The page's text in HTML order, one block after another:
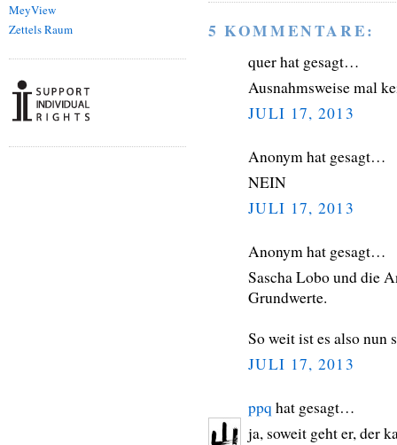
MeyView
Zettels Raum
5 KOMMENTARE:
quer hat gesagt…
Ausnahmsweise mal
JULI 17, 2013
Anonym hat gesagt…
NEIN
JULI 17, 2013
Anonym hat gesagt…
Sascha Lobo und die
Grundwerte.
So weit ist es also nun
JULI 17, 2013
ppq hat gesagt…
ja, soweit geht er, der